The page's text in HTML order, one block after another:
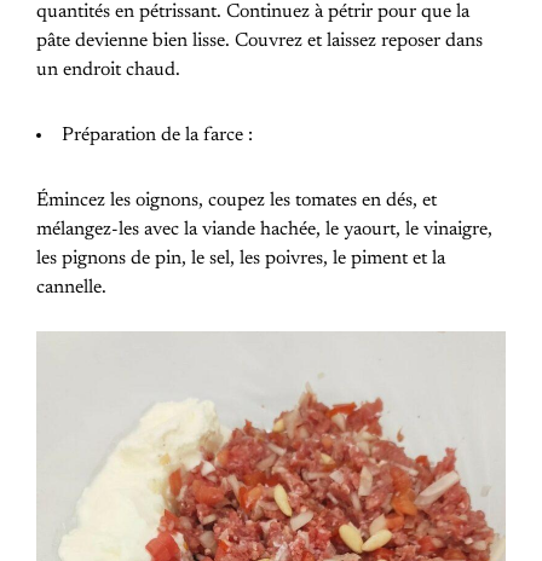
quantités en pétrissant. Continuez à pétrir pour que la
pâte devienne bien lisse. Couvrez et laissez reposer dans
un endroit chaud.
Préparation de la farce :
Émincez les oignons, coupez les tomates en dés, et
mélangez-les avec la viande hachée, le yaourt, le vinaigre,
les pignons de pin, le sel, les poivres, le piment et la
cannelle.